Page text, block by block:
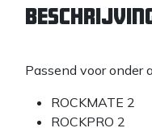
Passend voor onder
ROCKMATE 2
ROCKPRO 2